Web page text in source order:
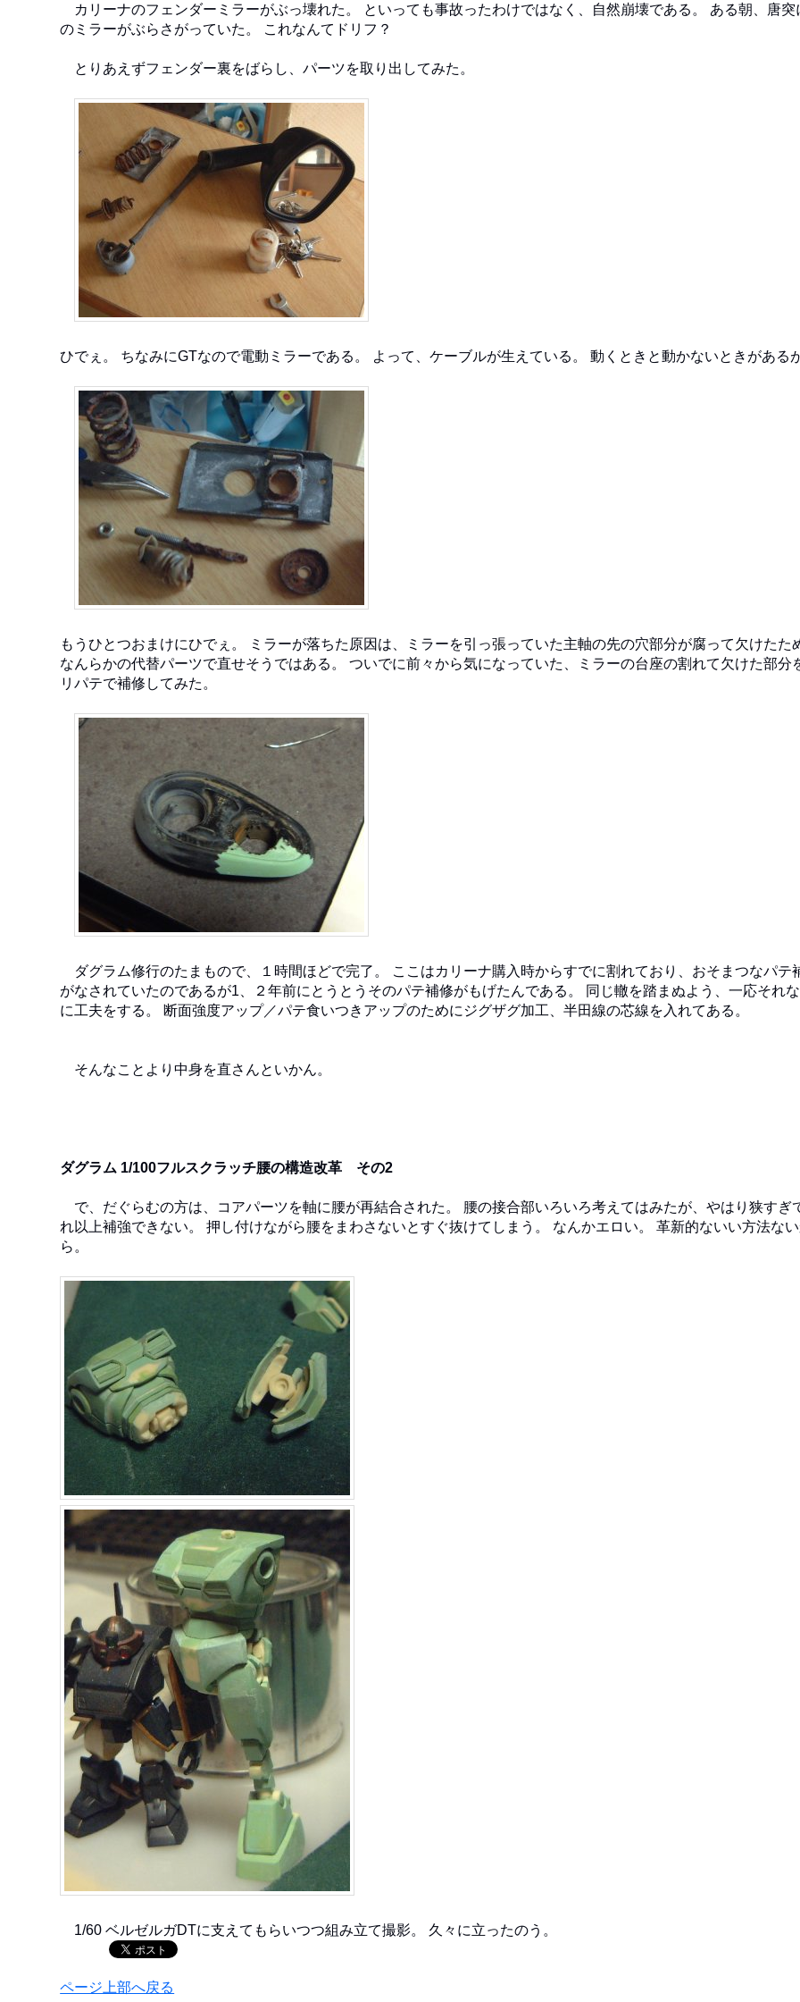
カリーナのフェンダーミラーがぶっ壊れた。 といっても事故ったわけではなく、自然崩壊である。 ある朝、唐突
のミラーがぶらさがっていた。 これなんてドリフ？
とりあえずフェンダー裏をばらし、パーツを取り出してみた。
ひでぇ。 ちなみにGTなので電動ミラーである。 よって、ケーブルが生えている。 動くときと動かないときがあるが
もうひとつおまけにひでぇ。 ミラーが落ちた原因は、ミラーを引っ張っていた主軸の先の穴部分が腐って欠けたた
なんらかの代替パーツで直せそうではある。 ついでに前々から気になっていた、ミラーの台座の割れて欠けた部分
リパテで補修してみた。
ダグラム修行のたまもので、１時間ほどで完了。 ここはカリーナ購入時からすでに割れており、おそまつなパテ
がなされていたのであるが1、２年前にとうとうそのパテ補修がもげたんである。 同じ轍を踏まぬよう、一応それな
に工夫をする。 断面強度アップ／パテ食いつきアップのためにジグザグ加工、半田線の芯線を入れてある。
そんなことより中身を直さんといかん。
ダグラム 1/100フルスクラッチ腰の構造改革 その2
で、だぐらむの方は、コアパーツを軸に腰が再結合された。 腰の接合部いろいろ考えてはみたが、やはり狭すぎ
れ以上補強できない。 押し付けながら腰をまわさないとすぐ抜けてしまう。 なんかエロい。 革新的ないい方法な
ら。
1/60 ベルゼルガDTに支えてもらいつつ組み立て撮影。 久々に立ったのう。
ページ上部へ戻る